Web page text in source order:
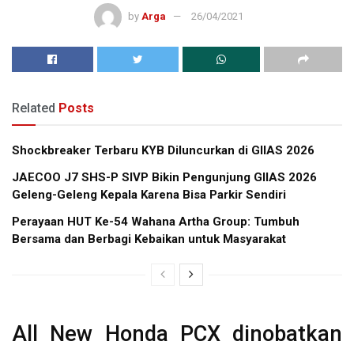
by Arga 26/04/2021
Related Posts
Shockbreaker Terbaru KYB Diluncurkan di GIIAS 2026
JAECOO J7 SHS-P SIVP Bikin Pengunjung GIIAS 2026
Geleng-Geleng Kepala Karena Bisa Parkir Sendiri
Perayaan HUT Ke-54 Wahana Artha Group: Tumbuh
Bersama dan Berbagi Kebaikan untuk Masyarakat
All New Honda PCX dinobatkan